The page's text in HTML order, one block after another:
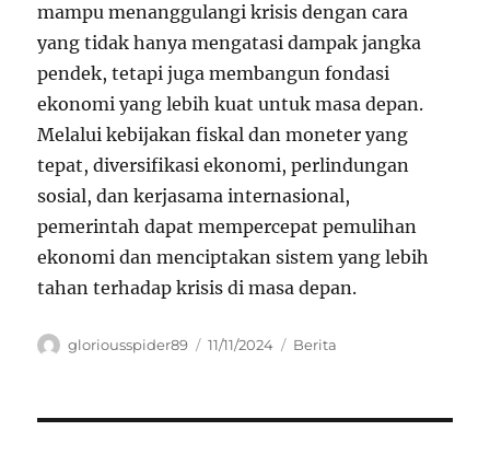
mampu menanggulangi krisis dengan cara
yang tidak hanya mengatasi dampak jangka
pendek, tetapi juga membangun fondasi
ekonomi yang lebih kuat untuk masa depan.
Melalui kebijakan fiskal dan moneter yang
tepat, diversifikasi ekonomi, perlindungan
sosial, dan kerjasama internasional,
pemerintah dapat mempercepat pemulihan
ekonomi dan menciptakan sistem yang lebih
tahan terhadap krisis di masa depan.
Author
gloriousspider89
Posted
11/11/2024 Categories
Berita